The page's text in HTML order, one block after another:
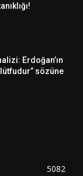
Erdoğan’ın
lütfudur” sözüne
5082